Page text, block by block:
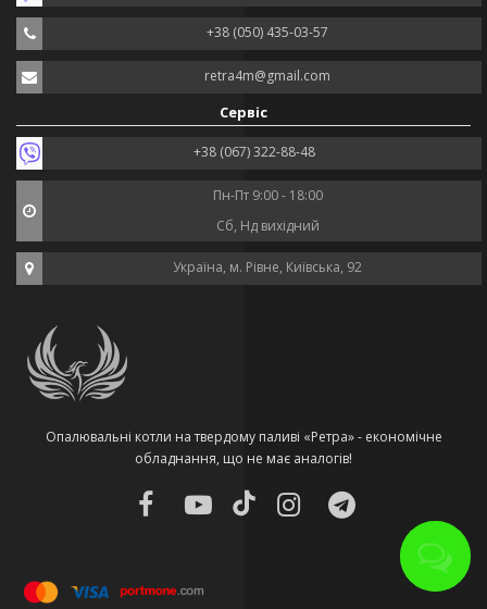
+38 (050) 435-03-57
retra4m@gmail.com
Сервіс
+38 (067) 322-88-48
Пн-Пт 9:00 - 18:00
Сб, Нд вихідний
Україна, м. Рівне, Київська, 92
Опалювальні котли на твердому паливі «Ретра» - економічне
обладнання, що не має аналогів!